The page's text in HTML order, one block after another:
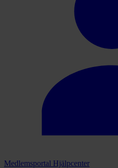
Medlemsportal Hjälpcenter